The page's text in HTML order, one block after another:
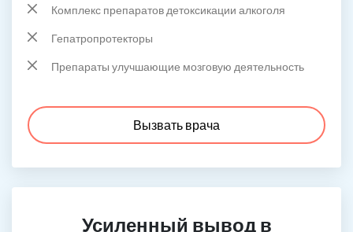
Комплекс препаратов детоксикации алкоголя
Гепатропротекторы
Препараты улучшающие мозговую деятельность
Вызвать врача
Усиленный вывод в